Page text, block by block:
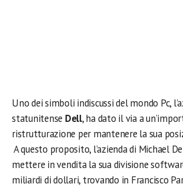
Uno dei simboli indiscussi del mondo Pc,
statunitense Dell, ha dato il via a
ristrutturazione per mantenere la sua
A questo proposito, l’azienda di Michael
mettere in vendita la sua divisione
miliardi di dollari, trovando in Francisco